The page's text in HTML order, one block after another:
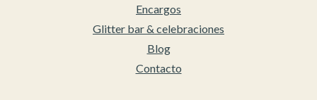
Encargos
Glitter bar & celebraciones
Blog
Contacto